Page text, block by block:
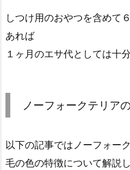
しつけ用のおやつを含めて
あれば
１ヶ月のエサ代としては十
ノーフォークテリア
以下の記事ではノーフォー
毛の色の特徴について解説し